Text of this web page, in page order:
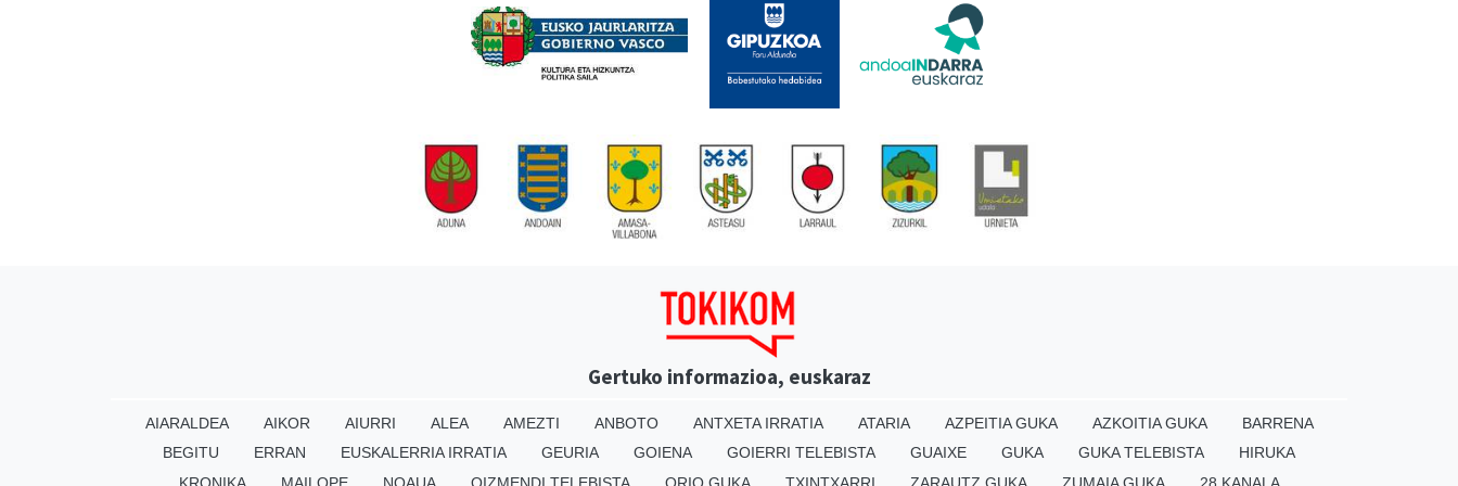
Gertuko informazioa, euskaraz
AIARALDEA AIKOR AIURRI ALEA AMEZTI ANBOTO ANTXETA IRRATIA ATARIA AZPEITIA GUKA AZKOITIA GUKA
BARRENA
BEGITU
ERRAN EUSKALERRIA IRRATIA GEURIA GOIENA GOIERRI TELEBISTA GUAIXE GUKA GUKA TELEBISTA
HIRUKA